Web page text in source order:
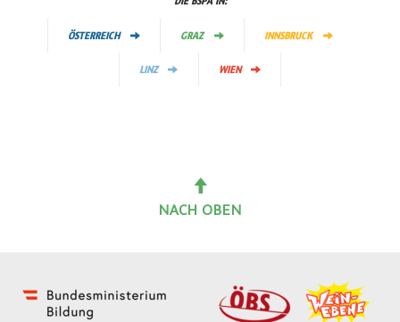
ÖSTERREICH GRAZ INNSBRUCK
LINZ WIEN
NACH OBEN